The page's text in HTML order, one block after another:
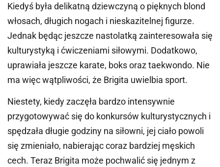
Kiedyś była delikatną dziewczyną o pięknych blond
włosach, długich nogach i nieskazitelnej figurze.
Jednak będąc jeszcze nastolatką zainteresowała się
kulturystyką i ćwiczeniami siłowymi. Dodatkowo,
uprawiała jeszcze karate, boks oraz taekwondo. Nie
ma więc wątpliwości, że Brigita uwielbia sport.
Niestety, kiedy zaczęła bardzo intensywnie
przygotowywać się do konkursów kulturystycznych i
spędzała długie godziny na siłowni, jej ciało powoli
się zmieniało, nabierając coraz bardziej męskich
cech. Teraz Brigita może pochwalić się jednym z